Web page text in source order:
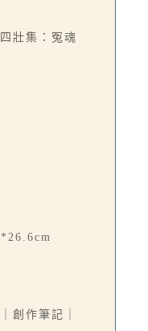
壯集：冤魂
創作筆記｜